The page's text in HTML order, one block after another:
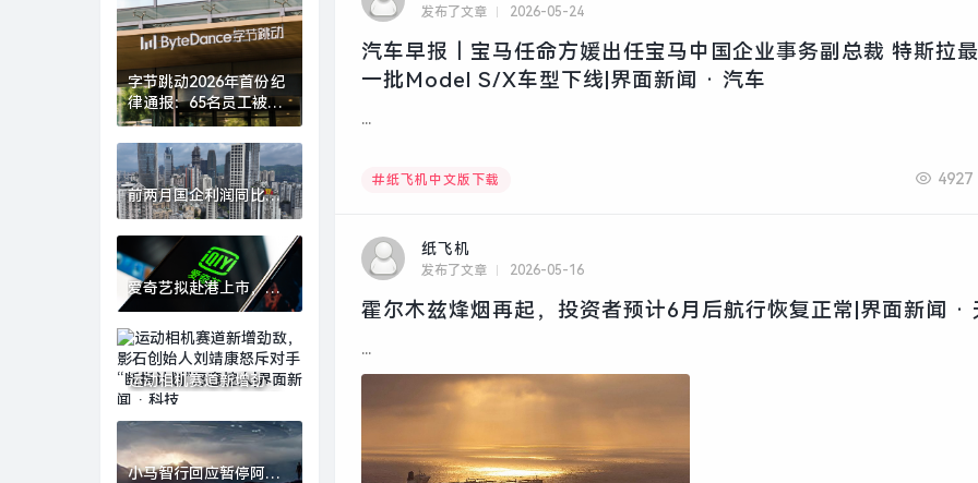
发布了文章 2026-05-24
汽车早报｜宝马任命方媛出任宝马中国企业事务副总裁 特斯拉
一批Model S/X车型下线|界面新闻 · 汽车
...
纸飞机中文版下载 4927
纸飞机
发布了文章 2026-05-16
霍尔木兹烽烟再起，投资者预计6月后航行恢复正常|界面新闻 ·
...
字节跳动2026年首份纪
律通报：65名员工被辞
退，7人被移交司法机
关|界面新闻 · 科技
前两月国企利润同比降
幅有所收窄，国资央企
将加速打造新兴支柱产
业|界面新闻
爱奇艺拟赴港上市，董
事会批准1亿美元股份回
购计划|界面新闻 · 科技
运动相机赛道新增劲
敌，影石创始人刘靖康
怒斥对手“断指计划”恶
意挖人|界面新闻 · 科技
小马智行回应暂停阿联